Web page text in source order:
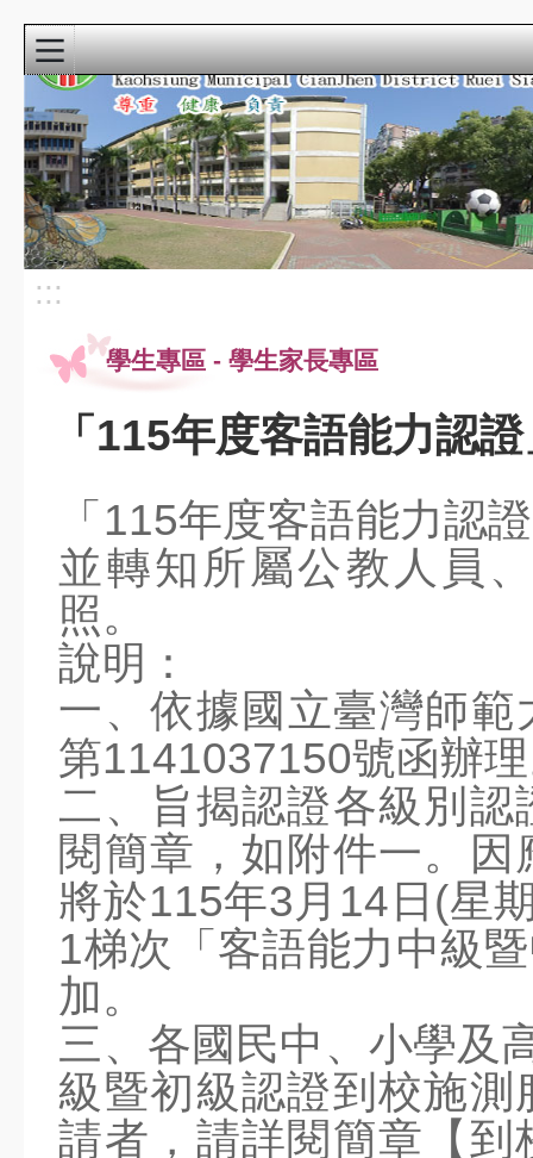
:::
首頁
寒暑假自主學
習
115小運會
重要公告
課程計畫
瑞祥本土教育網
檔案下載
學校簡介
瑞祥沿革
關於瑞祥
瑞祥願景
瑞祥影音
地理位置
學區(轉出入)
各班人數
Eng Intro
行政單位
校長室
教務處
學務處
總務處
輔導處
附設幼兒園
人事室
會計室
:::
學生專區 -學生家長專區
「115年度客語能力認
「115年度客語能力認
並轉知所屬公教人員
照。
說明：
一、依據國立臺灣師
第1141037150號函辦
二、旨揭認證各級別
閱簡章，如附件一。
將於115年3月14日(星
1梯次「客語能力中級
加。
三、各國民中、小學及
級暨初級認證到校施
請者，請詳閱簡章【